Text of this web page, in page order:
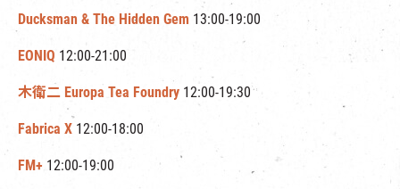
Ducksman & The Hidden Gem 13:00-19:00
EONIQ 12:00-21:00
木衛二 Europa Tea Foundry 12:00-19:30
Fabrica X 12:00-18:00
FM+ 12:00-19:00